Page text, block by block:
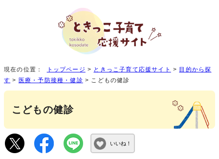
現在の位置： トップページ > ときっこ子育て応援サイト > 目的から探
す > 医療・予防接種・健診 > こどもの健診
こどもの健診
いいね！